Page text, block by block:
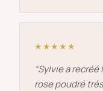
★★★★★
“Sylvie a recréé
rose poudré